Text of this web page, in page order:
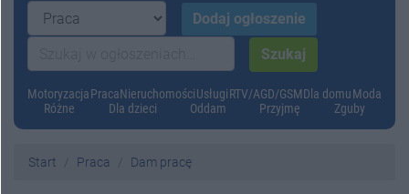
MotoryzacjaPracaNieruchomościUsługiRTV/AGD/GSMDla domuModa
Różne
Dla dzieci Oddam Przyjmę Zguby
Start Praca Dam pracę